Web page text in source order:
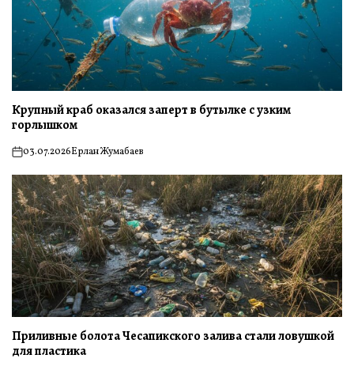
Крупный краб оказался заперт в бутылке с узким
горлышком
on03.07.2026Ерлан Жумабаев
Приливные болота Чесапикского залива стали ловушкой
для пластика